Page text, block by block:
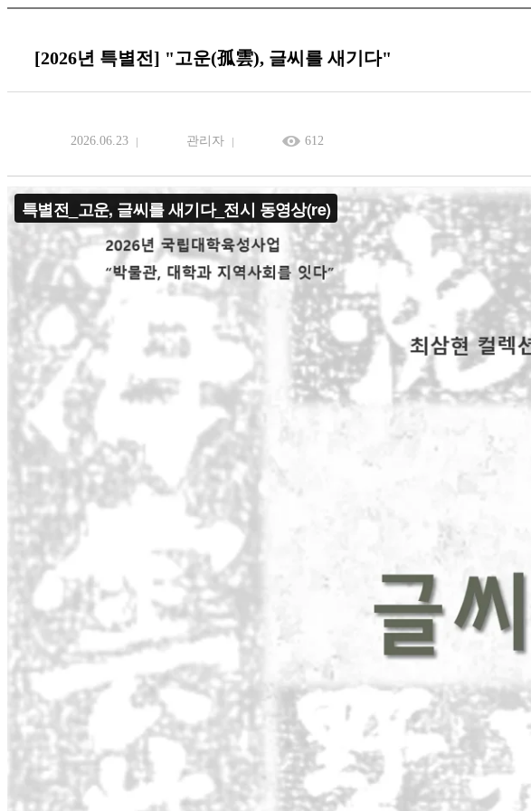
[2026년 특별전] "고운(孤雲), 글씨를 새기다"
2026.06.23 관리자 612